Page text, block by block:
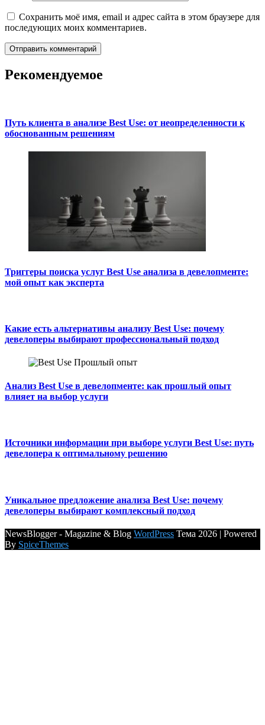
Сохранить моё имя, email и адрес сайта в этом браузере для
последующих моих комментариев.
Рекомендуемое
Путь клиента в анализе Best Use: от неопределенности к
обоснованным решениям
Триггеры поиска услуг Best Use анализа в девелопменте:
мой опыт как эксперта
Какие есть альтернативы анализу Best Use: почему
девелоперы выбирают профессиональный подход
Анализ Best Use в девелопменте: как прошлый опыт
влияет на выбор услуги
Источники информации при выборе услуги Best Use: путь
девелопера к оптимальному решению
Уникальное предложение анализа Best Use: почему
девелоперы выбирают комплексный подход
NewsBlogger - Magazine & Blog WordPress Тема 2026 | Powered
By SpiceThemes